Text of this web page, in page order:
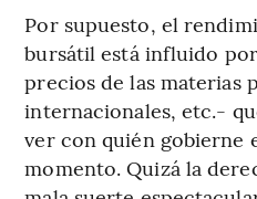
Por supuesto, el
bursátil está influido
precios de las materias
internacionales, etc.-
ver con quién gobierne
momento. Quizá la